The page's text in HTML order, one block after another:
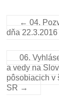
← 04.
dňa 22.3.2016
06.
a vedy na
pôsobiacich v
SR →